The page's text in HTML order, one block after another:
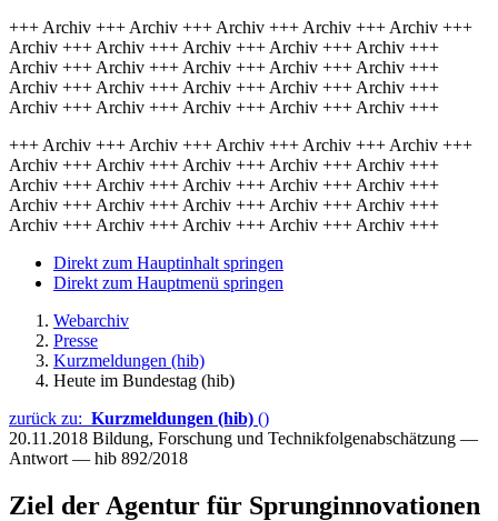
+++ Archiv +++ Archiv +++ Archiv +++ Archiv +++ Archiv +++
Archiv +++ Archiv +++ Archiv +++ Archiv +++ Archiv +++
Archiv +++ Archiv +++ Archiv +++ Archiv +++ Archiv +++
Archiv +++ Archiv +++ Archiv +++ Archiv +++ Archiv +++
Archiv +++ Archiv +++ Archiv +++ Archiv +++ Archiv +++
+++ Archiv +++ Archiv +++ Archiv +++ Archiv +++ Archiv +++
Archiv +++ Archiv +++ Archiv +++ Archiv +++ Archiv +++
Archiv +++ Archiv +++ Archiv +++ Archiv +++ Archiv +++
Archiv +++ Archiv +++ Archiv +++ Archiv +++ Archiv +++
Archiv +++ Archiv +++ Archiv +++ Archiv +++ Archiv +++
Direkt zum Hauptinhalt springen
Direkt zum Hauptmenü springen
Webarchiv
Presse
Kurzmeldungen (hib)
Heute im Bundestag (hib)
zurück zu: Kurzmeldungen (hib) ()
20.11.2018 Bildung, Forschung und Technikfolgenabschätzung —
Antwort — hib 892/2018
Ziel der Agentur für Sprunginnovationen